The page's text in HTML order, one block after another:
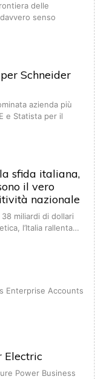
delle
senso
Schneider
azienda più
e Statista per il
sfida italiana,
il vero
nazionale
miliardi di dollari
l’Italia rallenta…
Enterprise Accounts
Electric
Power Business